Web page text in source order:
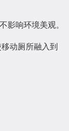
影响环境美观。
动厕所融入到